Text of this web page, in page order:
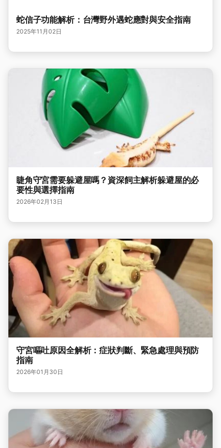
蛇信子功能解析：台灣野外遇蛇應對與安全指南
2025年11月02日
睫角守宮需要躲避屋嗎？資深飼主解析躲避屋的必
要性與選擇指南
2026年02月13日
守宮嘔吐原因全解析：症狀判斷、緊急處理與預防
指南
2026年01月30日